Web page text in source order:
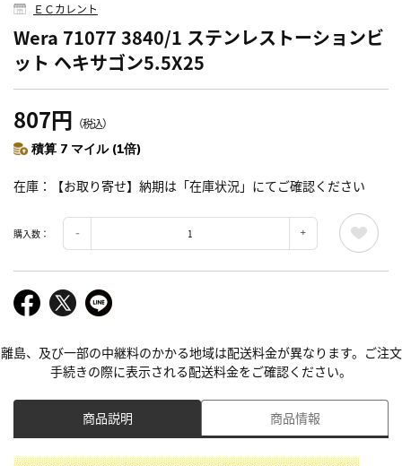
ＥＣカレント
Wera 71077 3840/1 ステンレストーションビ
ット ヘキサゴン5.5X25
807円 （税込）
積算 7 マイル (1倍)
在庫 【お取り寄せ】納期は「在庫状況」にてご確認ください
購入数：
離島、及び一部の中継料のかかる地域は配送料金が異なります。ご注文
手続きの際に表示される配送料金をご確認ください。
商品説明 商品情報